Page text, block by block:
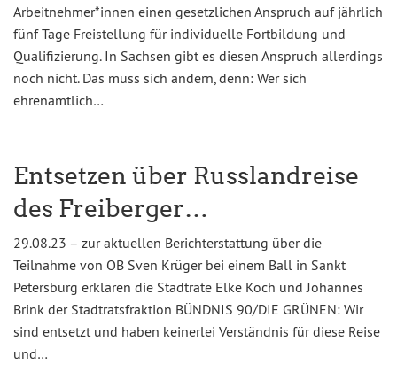
Arbeitnehmer*innen einen gesetzlichen Anspruch auf jährlich
fünf Tage Freistellung für individuelle Fortbildung und
Qualifizierung. In Sachsen gibt es diesen Anspruch allerdings
noch nicht. Das muss sich ändern, denn: Wer sich
ehrenamtlich…
Entsetzen über Russlandreise
des Freiberger…
29.08.23 – zur aktuellen Berichterstattung über die
Teilnahme von OB Sven Krüger bei einem Ball in Sankt
Petersburg erklären die Stadträte Elke Koch und Johannes
Brink der Stadtratsfraktion BÜNDNIS 90/DIE GRÜNEN: Wir
sind entsetzt und haben keinerlei Verständnis für diese Reise
und…